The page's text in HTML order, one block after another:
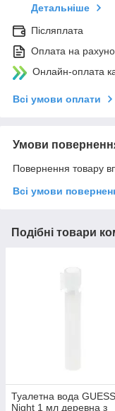
Детальніше
Післяплата
Оплата на
Онлайн-оплата
Всі умови оплати
Умови
Повернення товару
Всі умови
Подібні товари
Туалетна вода GUESS
Night 1 мл деревна з